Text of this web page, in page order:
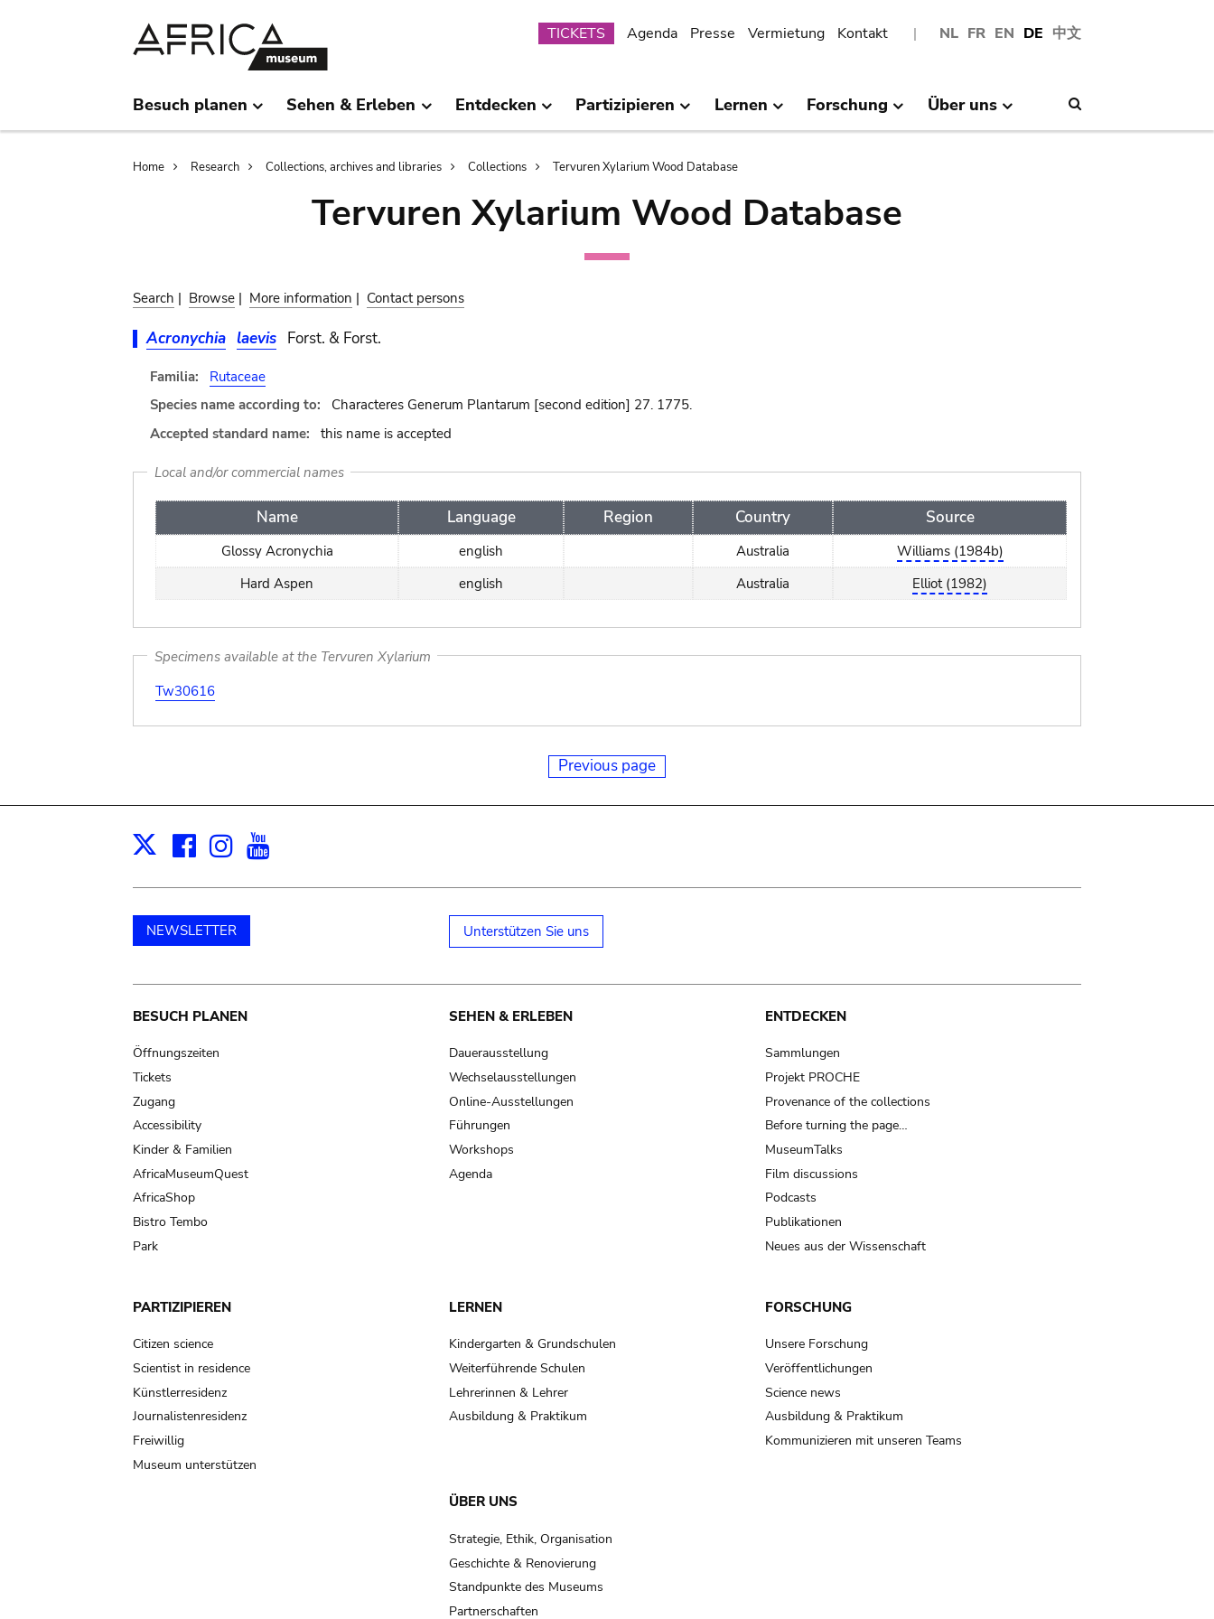
NL FR EN DE 中文
Submenu
TICKETS Agenda Presse Vermietung Kontakt
Besuch planen Sehen & Erleben Entdecken Partizipieren Lernen Forschung Über uns
Breadcrumb
Home Research Collections, archives and libraries Collections Tervuren Xylarium Wood Database
Tervuren Xylarium Wood Database
Search | Browse | More information | Contact persons
Acronychia laevis Forst. & Forst.
Familia:
Rutaceae
Species name according to:
Characteres Generum Plantarum [second edition] 27. 1775.
Accepted standard name:
this name is accepted
Local and/or commercial names
Name Language Region Country Source
Glossy Acronychia english Australia
Williams (1984b)
Hard Aspen
english Australia Elliot (1982)
Specimens available at the Tervuren Xylarium
Tw30616
Previous page
X Facebook
Instagram
NEWSLETTER Unterstützen Sie uns
Main
navigation
BESUCH PLANEN
Öffnungszeiten
Tickets
Zugang
Accessibility
Kinder & Familien
AfricaMuseumQuest
AfricaShop
Bistro Tembo
Park
SEHEN & ERLEBEN
Dauerausstellung
Wechselausstellungen
Online-Ausstellungen
Führungen
Workshops
Agenda
ENTDECKEN
Sammlungen
Projekt PROCHE
Provenance of the collections
Before turning the page…
MuseumTalks
Film discussions
Podcasts
Publikationen
Neues aus der Wissenschaft
PARTIZIPIEREN
Citizen science
Scientist in residence
Künstlerresidenz
Journalistenresidenz
Freiwillig
Museum unterstützen
LERNEN
Kindergarten & Grundschulen
Weiterführende Schulen
Lehrerinnen & Lehrer
Ausbildung & Praktikum
FORSCHUNG
Unsere Forschung
Veröffentlichungen
Science news
Ausbildung & Praktikum
Kommunizieren mit unseren Teams
ÜBER UNS
Strategie, Ethik, Organisation
Geschichte & Renovierung
Standpunkte des Museums
Partnerschaften